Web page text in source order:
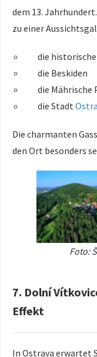
dem 13.
zu einer
die
die Beskiden
die Mährische
die Stadt
Die charmanten
den Ort besonders
Foto:
7. Dolní
Effekt
In Ostrava erwartet